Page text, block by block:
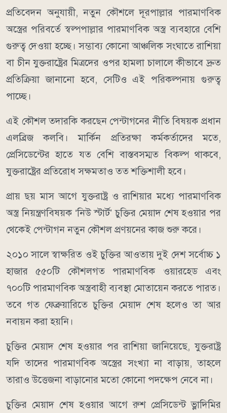
প্রতিবেদন অনুযায়ী, নতুন কৌশলে দূরপাল্লার পারমাণবিক
অস্ত্রের পরিবর্তে স্বল্পপাল্লার পারমাণবিক অস্ত্র ব্যবহারে বেশি
গুরুত্ব দেওয়া হচ্ছে। সম্ভাব্য কোনো আঞ্চলিক সংঘাতে রাশিয়া
বা চীন যুক্তরাষ্ট্রের মিত্রদের ওপর হামলা চালালে কীভাবে দ্রুত
প্রতিক্রিয়া জানানো হবে, সেটিও এই পরিকল্পনায় গুরুত্ব
পাচ্ছে।
এই কৌশল তদারকি করছেন পেন্টাগনের নীতি বিষয়ক প্রধান
এলব্রিজ কলবি। মার্কিন প্রতিরক্ষা কর্মকর্তাদের মতে,
প্রেসিডেন্টের হাতে যত বেশি বাস্তবসম্মত বিকল্প থাকবে,
যুক্তরাষ্ট্রের প্রতিরোধ সক্ষমতাও তত শক্তিশালী হবে।
প্রায় ছয় মাস আগে যুক্তরাষ্ট্র ও রাশিয়ার মধ্যে পারমাণবিক
অস্ত্র নিয়ন্ত্রণবিষয়ক ‘নিউ স্টার্ট’ চুক্তির মেয়াদ শেষ হওয়ার পর
থেকেই পেন্টাগন নতুন কৌশল প্রণয়নের কাজ শুরু করে।
২০১০ সালে স্বাক্ষরিত ওই চুক্তির আওতায় দুই দেশ সর্বোচ্চ ১
হাজার ৫৫০টি কৌশলগত পারমাণবিক ওয়ারহেড এবং
৭০০টি পারমাণবিক অস্ত্রবাহী ব্যবস্থা মোতায়েন করতে পারত।
তবে গত ফেব্রুয়ারিতে চুক্তির মেয়াদ শেষ হলেও তা আর
নবায়ন করা হয়নি।
চুক্তির মেয়াদ শেষ হওয়ার পর রাশিয়া জানিয়েছে, যুক্তরাষ্ট্র
যদি তাদের পারমাণবিক অস্ত্রের সংখ্যা না বাড়ায়, তাহলে
তারাও উত্তেজনা বাড়ানোর মতো কোনো পদক্ষেপ নেবে না।
চুক্তির মেয়াদ শেষ হওয়ার আগে রুশ প্রেসিডেন্ট ভ্লাদিমির